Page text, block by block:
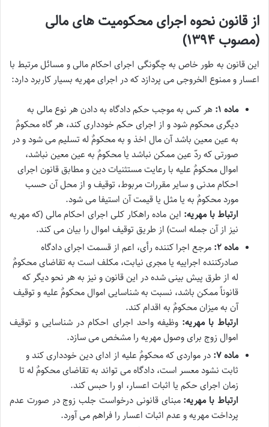
از قانون نحوه اجرای محکومیت های مالی
(مصوب ۱۳۹۴)
این قانون به طور خاص به چگونگی اجرای احکام مالی و مسائل مرتبط با
اعسار و ممنوع الخروجی می پردازد که در اجرای مهریه بسیار کاربرد دارد:
ماده ۱:
هر کس به موجب حکم دادگاه به دادن هر نوع مالی به
دیگری محکوم شود و از اجرای حکم خودداری کند، هر گاه محکومٌ
به عین معین باشد آن مال اخذ و به محکومٌ له تسلیم می شود و در
صورتی که ردّ عین ممکن نباشد یا محکومٌ به عین معین نباشد،
اموال محکومٌ علیه با رعایت مستثنیات دین و مطابق قانون اجرای
احکام مدنی و سایر مقررات مربوط، توقیف و از محل آن حسب
مورد محکومٌ به یا مثل یا قیمت آن استیفا می شود.
ارتباط با مهریه: این ماده راهکار کلی اجرای احکام مالی (که مهریه
نیز از آن جمله است) از طریق توقیف اموال را بیان می کند.
ماده ۲:
مرجع اجرا کننده رأی، اعم از قسمت اجرای دادگاه
صادرکننده اجراییه یا مجری نیابت، مکلف است به تقاضای محکومٌ
له از طرق پیش بینی شده در این قانون و نیز به هر نحو دیگر که
قانوناً ممکن باشد، نسبت به شناسایی اموال محکومٌ علیه و توقیف
آن به میزان محکومٌ به اقدام کند.
ارتباط با مهریه: وظیفه واحد اجرای احکام در شناسایی و توقیف
اموال زوج برای وصول مهریه را مشخص می سازد.
ماده ۷:
در مواردی که محکومٌ علیه از ادای دین خودداری کند و
ثابت نشود معسر است، دادگاه می تواند به تقاضای محکومٌ له تا
زمان اجرای حکم یا اثبات اعسار، او را حبس کند.
ارتباط با مهریه: مبنای قانونی درخواست جلب زوج در صورت عدم
پرداخت مهریه و عدم اثبات اعسار را فراهم می آورد.